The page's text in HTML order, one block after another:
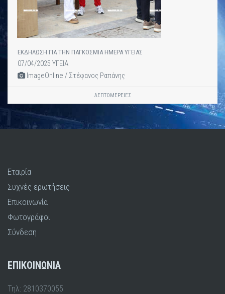
ΕΚΔΗΛΩΣΗ ΓΙΑ ΤΗΝ ΠΑΓΚΟΣΜΙΑ ΗΜΕΡΑ ΥΓΕΙΑΣ
07/04/2025 ΥΓΕΙΑ
ImageOnline / Στέφανος Ραπάνης
ΛΕΠΤΟΜΈΡΕΙΕΣ
Εταιρία
Συχνές ερωτήσεις
Επικοινωνία
Φωτογράφοι
Σύνδεση
ΕΠΙΚΟΙΝΩΝΙΑ
Τηλ: 2810370055